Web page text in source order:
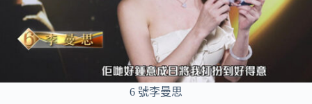
6 號李曼思